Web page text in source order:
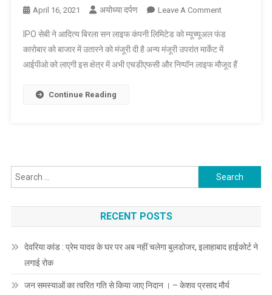
April 16, 2021 अयोध्या दर्पण Leave A CommentOn
आदित्य
बिरला
सन
IPO सेबी ने आदित्य बिरला सन लाइफ कंपनी लिमिटेड को म्यूच्यूअल फंड
कारोबार को बाजार में उतारने को मंजूरी दी है अन्य मंजूरी उपरांत मार्केट में
आईपीओ को लाएगी इस क्षेत्र में अभी एचडीएफसी और निप्पॉन लाइफ मौजूद हैं
Continue Reading
Search
for:
RECENT POSTS
देवरिया कांड : प्रेम यादव के घर पर अब नहीं चलेगा बुलडोजर, इलाहाबाद हाईकोर्ट ने
लगाई रोक
जन समस्याओं का त्वरित गति से किया जाए निदान । – केशव प्रसाद मौर्य